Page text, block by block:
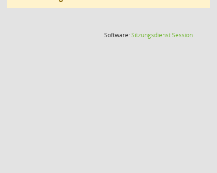
Software:SitzungsdienstSession(Wird in